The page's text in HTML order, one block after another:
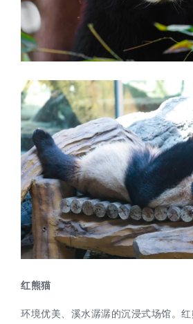
红熊猫
环境优美、溪水潺潺的沉浸式场馆。